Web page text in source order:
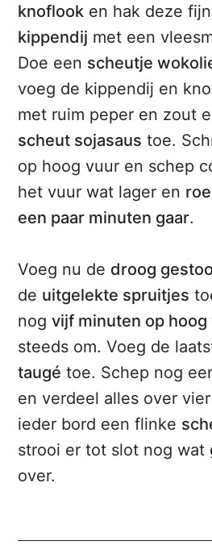
knoflook en hak deze
kippendij met een
Doe een scheutje
voeg de kippendij en
met ruim peper en zout
scheut sojasaus toe.
op hoog vuur en schep
het vuur wat lager en
een paar minuten gaar.
Voeg nu de droog
de uitgelekte spruitjes
nogvijf minuten op hoog
steeds om. Voeg de
taugé toe. Schep nog
en verdeel alles over
ieder bord een flinke
strooi er tot slot nog wat
over.